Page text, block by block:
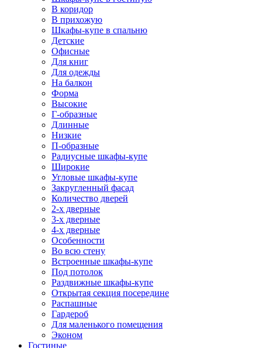
В коридор
В прихожую
Шкафы-купе в спальню
Детские
Офисные
Для книг
Для одежды
На балкон
Форма
Высокие
Г-образные
Длинные
Низкие
П-образные
Радиусные шкафы-купе
Широкие
Угловые шкафы-купе
Закругленный фасад
Количество дверей
2-х дверные
3-х дверные
4-х дверные
Особенности
Во всю стену
Встроенные шкафы-купе
Под потолок
Раздвижные шкафы-купе
Открытая секция посередине
Распашные
Гардероб
Для маленького помещения
Эконом
Гостиные